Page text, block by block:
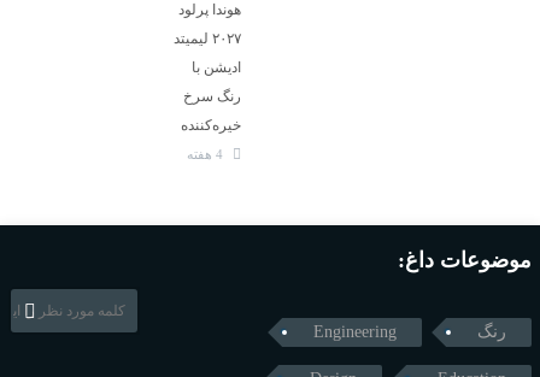
هوندا پرلود
۲۰۲۷ لیمیتد
ادیشن با
رنگ سرخ
خیره‌کننده
موضوعات داغ:
رنگ Engineering